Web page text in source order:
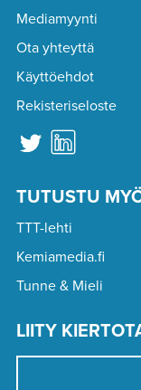
Mediamyynti
Ota yhteyttä
Käyttöehdot
Rekisteriseloste
TUTUSTU
TTT-lehti
Kemiamedia.fi
Tunne & Mieli
LIITY